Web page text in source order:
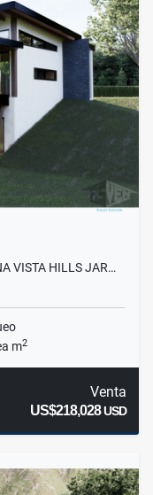
VISTA HILLS JAR…
m2
Venta
US$218,028USD